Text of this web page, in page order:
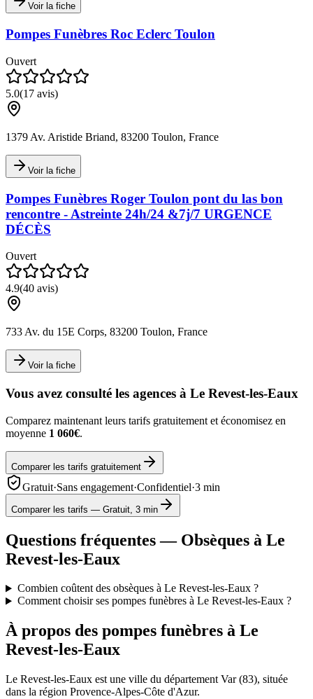
Voir la fiche
Pompes Funèbres Roc Eclerc Toulon
Ouvert
5.0(17 avis)
1379 Av. Aristide Briand, 83200 Toulon, France
Voir la fiche
Pompes Funèbres Roger Toulon pont du las bon
rencontre - Astreinte 24h/24 &7j/7 URGENCE
DÉCÈS
Ouvert
4.9(40 avis)
733 Av. du 15E Corps, 83200 Toulon, France
Voir la fiche
Vous avez consulté les agences à Le Revest-les-Eaux
Comparez maintenant leurs tarifs gratuitement et économisez en
moyenne 1 060€.
Comparer les tarifs gratuitement
Gratuit·Sans engagement·Confidentiel·3 min
Comparer les tarifs — Gratuit, 3 min
Questions fréquentes — Obsèques à Le
Revest-les-Eaux
Combien coûtent des obsèques à Le Revest-les-Eaux ?
Comment choisir ses pompes funèbres à Le Revest-les-Eaux ?
À propos des pompes funèbres à Le
Revest-les-Eaux
Le Revest-les-Eaux est une ville du département Var(83), située
dans la région Provence-Alpes-Côte d'Azur.